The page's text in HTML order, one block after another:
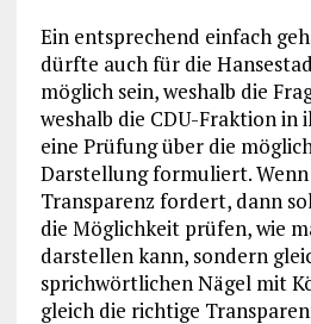
Ein entsprechend einfach
dürfte auch für die
möglich sein, weshalb die
weshalb die CDU-Fraktion in
eine Prüfung über die
Darstellung formuliert. Wenn
Transparenz fordert, dann
die Möglichkeit prüfen, wie
darstellen kann, sondern
sprichwörtlichen Nägel mit
gleich die richtige